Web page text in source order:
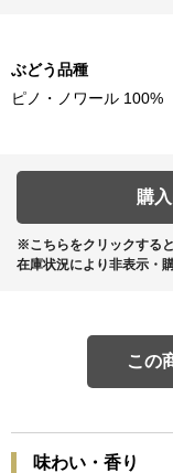
ぶどう品種
ピノ・ノワール 100%
購
※こちらをクリックする
在庫状況により非表示・
この
味わい・香り